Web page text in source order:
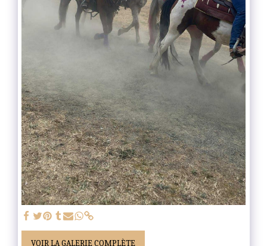
VOIR LA GALERIE COMPLÈTE